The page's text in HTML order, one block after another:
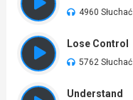
4960 Słuchać
Lose Control
5762 Słuchać
Understand